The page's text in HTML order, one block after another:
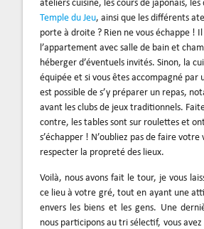
ateliers cuisine, les cours de japonais,
Temple du Jeu, ainsi que les différents
porte à droite ? Rien ne vous échappe ! Il
l’appartement avec salle de bain et
héberger d’éventuels invités. Sinon, la
équipée et si vous êtes accompagné par
est possible de s’y préparer un repas,
avant les clubs de jeux traditionnels.
contre, les tables sont sur roulettes et
s’échapper ! N’oubliez pas de faire votre
respecter la propreté des lieux.
Voilà, nous avons fait le tour, je vous
ce lieu à votre gré, tout en ayant une
envers les biens et les gens. Une
nous participons au tri sélectif, vous avez